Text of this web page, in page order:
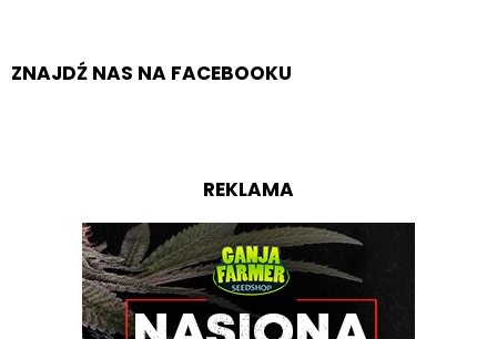
ZNAJDŹ NAS NA FACEBOOKU
REKLAMA